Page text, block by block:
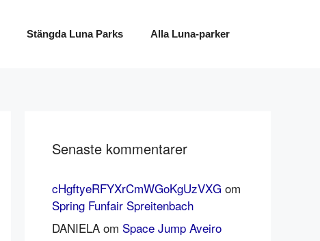
Stängda Luna Parks Alla Luna-parker
Senaste kommentarer
cHgftyeRFYXrCmWGoKgUzVXG om
Spring Funfair Spreitenbach
DANIELA om Space Jump Aveiro